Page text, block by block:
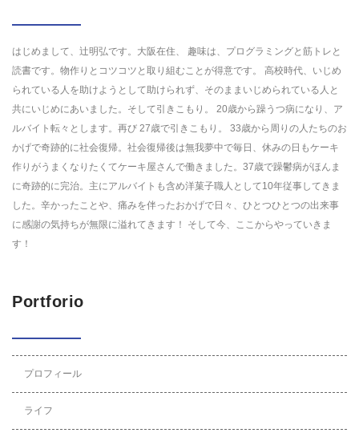
はじめまして、辻明弘です。大阪在住、 趣味は、プログラミングと筋トレと
読書です。物作りとコツコツと取り組むことが得意です。 高校時代、いじめ
られている人を助けようとして助けられず、そのままいじめられている人と
共にいじめにあいました。そして引きこもり。 20歳から躁うつ病になり、ア
ルバイト転々とします。再び 27歳で引きこもり。 33歳から周りの人たちのお
かげで奇跡的に社会復帰。社会復帰後は無我夢中で毎日、休みの日もケーキ
作りがうまくなりたくてケーキ屋さんで働きました。37歳で躁鬱病がほんま
に奇跡的に完治。主にアルバイトも含め洋菓子職人として10年従事してきま
した。辛かったことや、痛みを伴ったおかげで日々、ひとつひとつの出来事
に感謝の気持ちが無限に溢れてきます！ そして今、ここからやっていきま
す！
Portforio
プロフィール
ライフ